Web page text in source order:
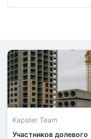
Kapster Team
Участников долевого